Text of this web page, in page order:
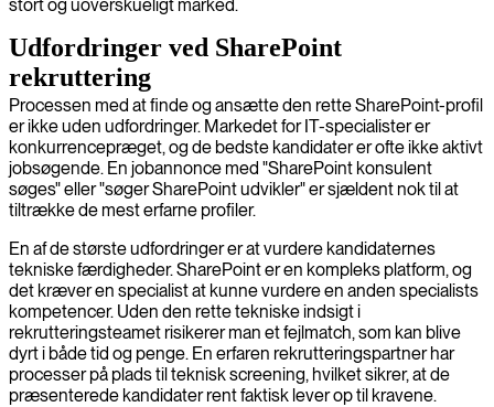
stort og uoverskueligt marked.
Udfordringer ved SharePoint
rekruttering
Processen med at finde og ansætte den rette SharePoint-profil
er ikke uden udfordringer. Markedet for IT-specialister er
konkurrencepræget, og de bedste kandidater er ofte ikke aktivt
jobsøgende. En jobannonce med "SharePoint konsulent
søges" eller "søger SharePoint udvikler" er sjældent nok til at
tiltrække de mest erfarne profiler.
En af de største udfordringer er at vurdere kandidaternes
tekniske færdigheder. SharePoint er en kompleks platform, og
det kræver en specialist at kunne vurdere en anden specialists
kompetencer. Uden den rette tekniske indsigt i
rekrutteringsteamet risikerer man et fejlmatch, som kan blive
dyrt i både tid og penge. En erfaren rekrutteringspartner har
processer på plads til teknisk screening, hvilket sikrer, at de
præsenterede kandidater rent faktisk lever op til kravene.